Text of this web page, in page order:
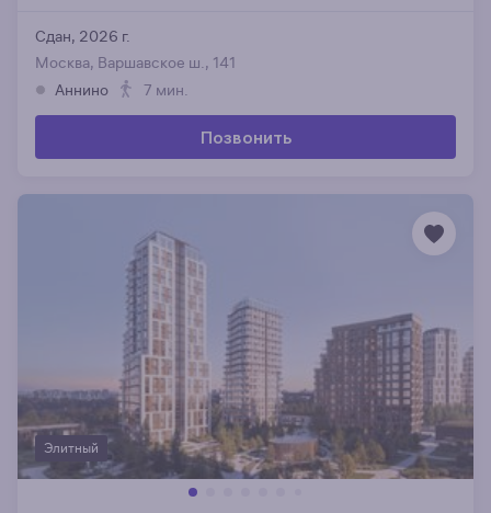
Сдан, 2026 г.
Москва, Варшавское ш., 141
Аннино
7 мин.
Позвонить
Элитный